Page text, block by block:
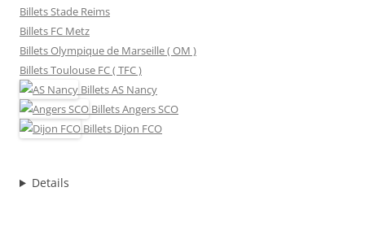
Billets Stade Reims
Billets FC Metz
Billets Olympique de Marseille ( OM )
Billets Toulouse FC ( TFC )
BilletsAS Nancy
BilletsAngers SCO
Billets Dijon FCO
Details